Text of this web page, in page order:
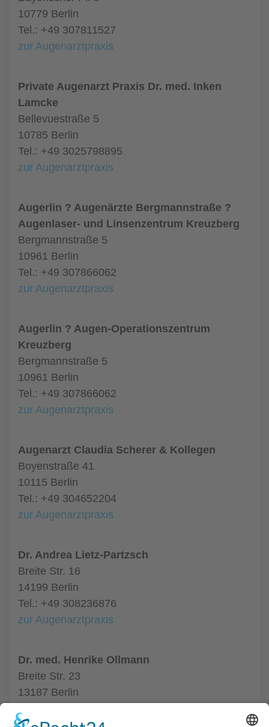
10779 Berlin
Tel.: +49 307811527
zur Augenarztpraxis
Private Augenarzt Praxis Dr. med. Inken
Lamcke
Bellevuestraße 5
10785 Berlin
Tel.: +49 3025798895
zur Augenarztpraxis
Augerlin ? Augenärzte Bergmannstraße ?
Augenlaser- und Linsenzentrum Kreuzberg
Bergmannstraße 5
10961 Berlin
Tel.: +49 307866062
zur Augenarztpraxis
Augerlin ? Augen-Operationszentrum
Kreuzberg
Bergmannstraße 5
10961 Berlin
Tel.: +49 307866062
zur Augenarztpraxis
Augenarzt Claudia Scherer & Kollegen
Boyenstraße 41
10115 Berlin
Tel.: +49 304652204
zur Augenarztpraxis
Dr. Andrea Lietz-Partzsch
Breite Str. 16
14199 Berlin
Tel.: +49 308236876
zur Augenarztpraxis
Dr. med. Henrike Ollmann
Breite Str. 23
13187 Berlin
zur Augenarztpraxis